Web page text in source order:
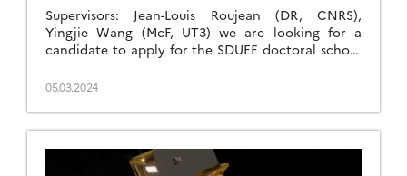
Supervisors: Jean-Louis Roujean (DR, CNRS),
Yingjie Wang (McF, UT3) we are looking for a
candidate to apply for the SDUEE doctoral school
01/10/2024Laboratory: CESBIO, Toulouse,
objective of the thesis is to develop a
comprehensive, accurate, and efficient energy
balance model to simulate time series (daily […]
05.03.2024